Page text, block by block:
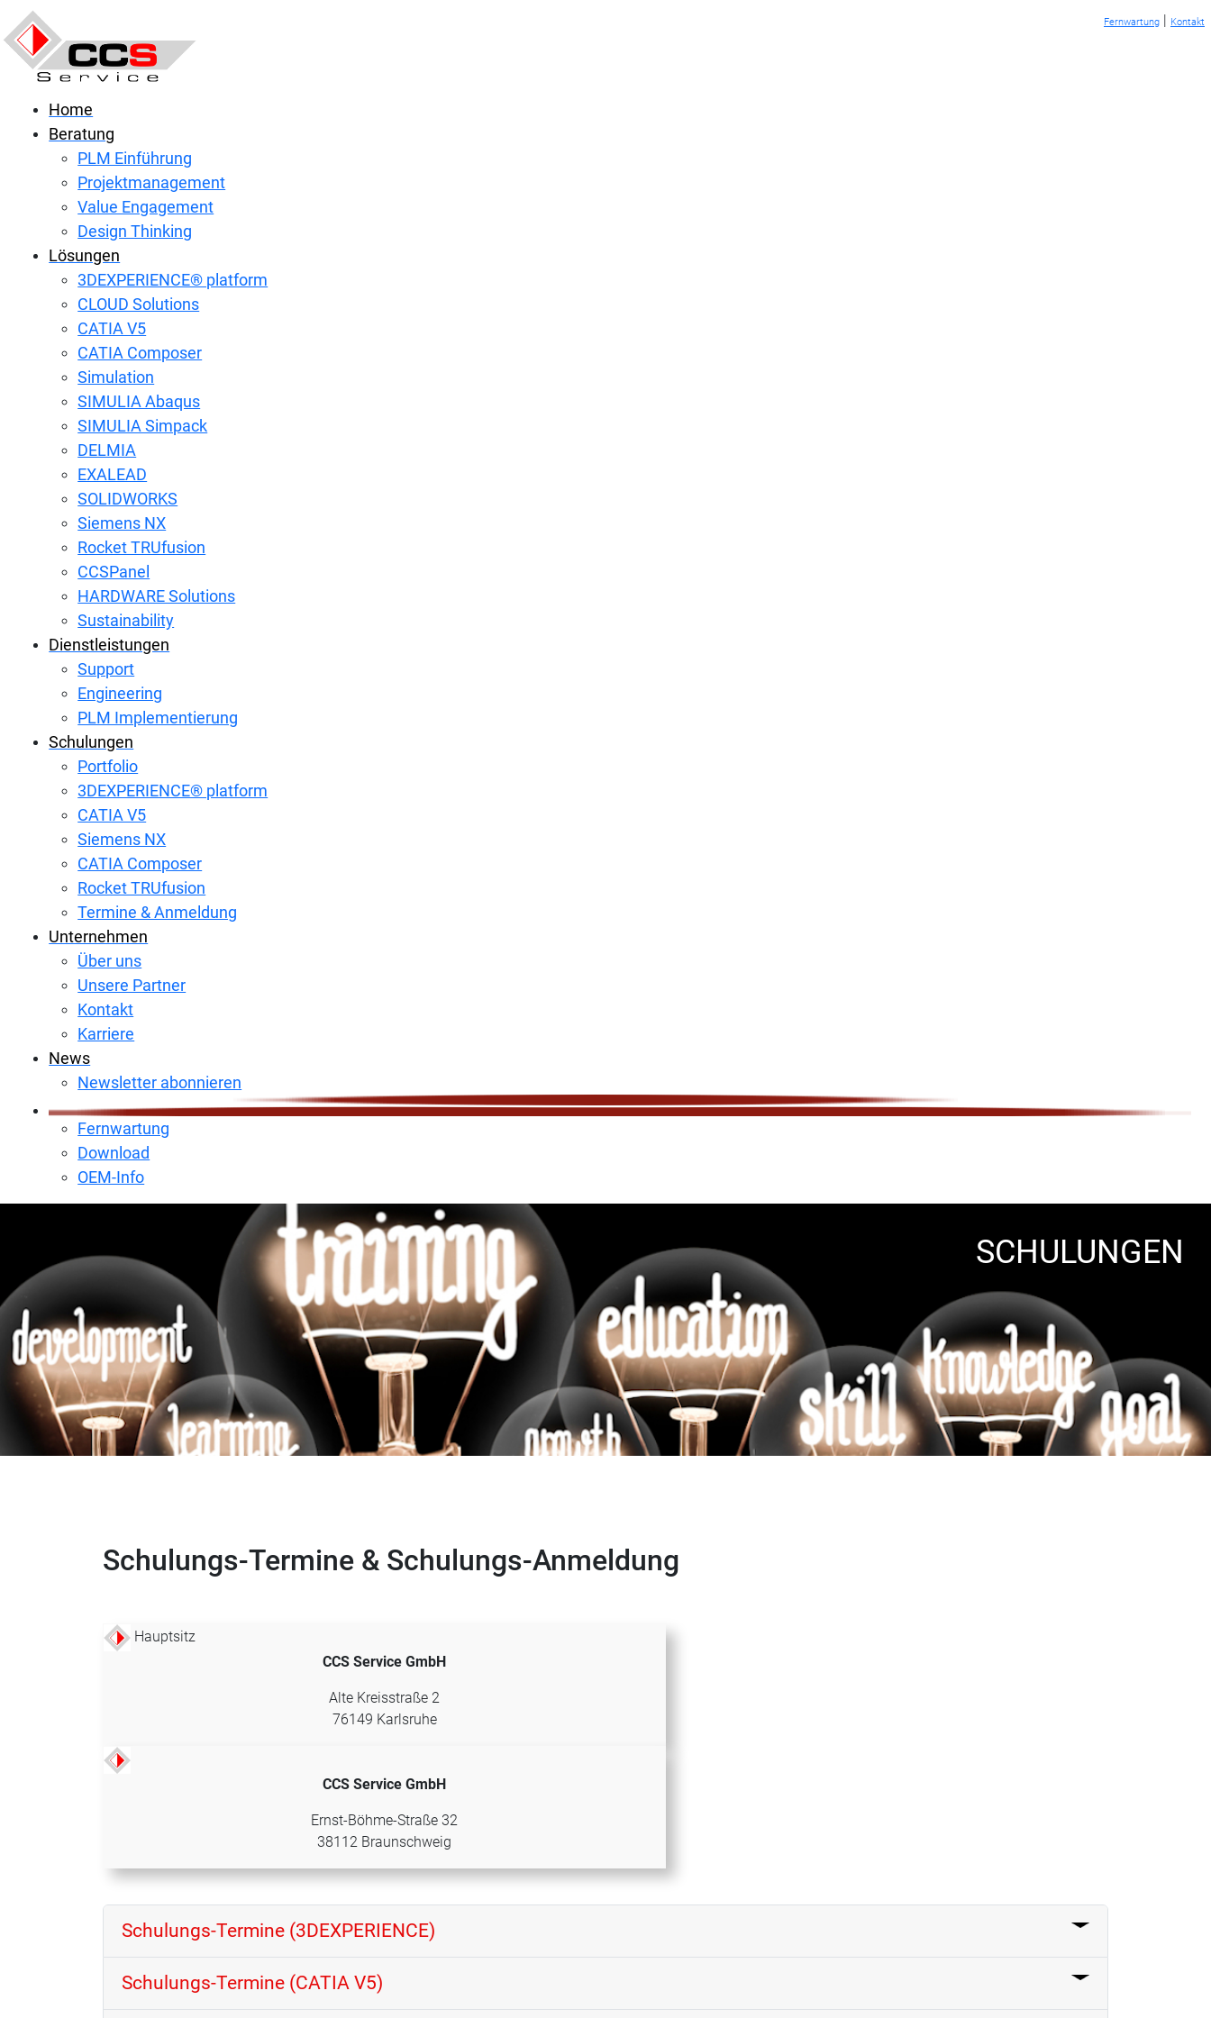
Fernwartung | Kontakt
Home
Beratung
PLM Einführung
Projektmanagement
Value Engagement
Design Thinking
Lösungen
3DEXPERIENCE® platform
CLOUD Solutions
CATIA V5
CATIA Composer
Simulation
SIMULIA Abaqus
SIMULIA Simpack
DELMIA
EXALEAD
SOLIDWORKS
Siemens NX
Rocket TRUfusion
CCSPanel
HARDWARE Solutions
Sustainability
Dienstleistungen
Support
Engineering
PLM Implementierung
Schulungen
Portfolio
3DEXPERIENCE® platform
CATIA V5
Siemens NX
CATIA Composer
Rocket TRUfusion
Termine & Anmeldung
Unternehmen
Über uns
Unsere Partner
Kontakt
Karriere
News
Newsletter abonnieren
Fernwartung
Download
OEM-Info
SCHULUNGEN
Schulungs-Termine & Schulungs-Anmeldung
Hauptsitz
CCS Service GmbH
Alte Kreisstraße 2
76149 Karlsruhe
CCS Service GmbH
Ernst-Böhme-Straße 32
38112 Braunschweig
Schulungs-Termine (3DEXPERIENCE)
Schulungs-Termine (CATIA V5)